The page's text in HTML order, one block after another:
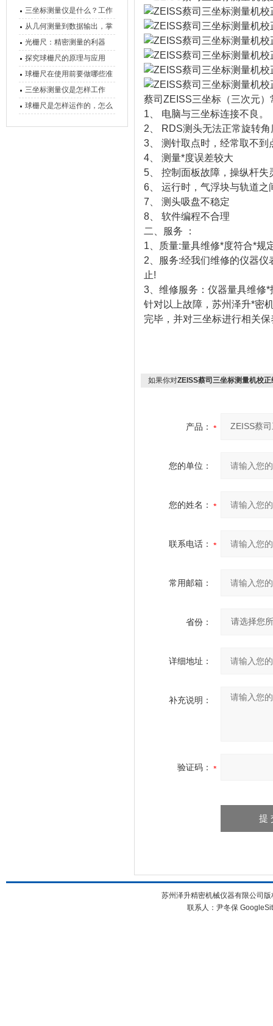
三坐标测量仪是什么？工作
原理、分类与核心功能一次
讲清
从几何测量到数据输出，掌
握万濠影像测量仪的六大核
心能力
光栅尺：精密测量的利器
探究球栅尺的原理与应用
球栅尺在使用前要做哪些准
备工作？
三坐标测量仪是怎样工作
的，功能有什么优势？
球栅尺是怎样运作的，怎么
蔡司ZEISS三坐标（三次元）
1、 电脑与三坐标连接不良。
2、 RDS测头无法正常旋转角
3、 测针取点时，经常取不到
4、 测量*度误差较大
5、 控制面板故障，操纵杆失
6、 运行时，气浮块与轨道之
7、 测头吸盘不稳定
8、 软件编程不合理
二、服务 ：
1、质量:量具维修*度符合*规
2、服务:经我们维修的仪器
止!
3、维修服务：仪器量具维修
针对以上故障， 苏州泽升*密
完毕，并对三坐标进行相关
如果你对ZEISS蔡司三坐标测量机校
产品：
您的单位：
您的姓名：
联系电话：
常用邮箱：
省份：
详细地址：
补充说明：
验证码：
苏州泽升精密机械仪器有限公司
联系人：尹冬保